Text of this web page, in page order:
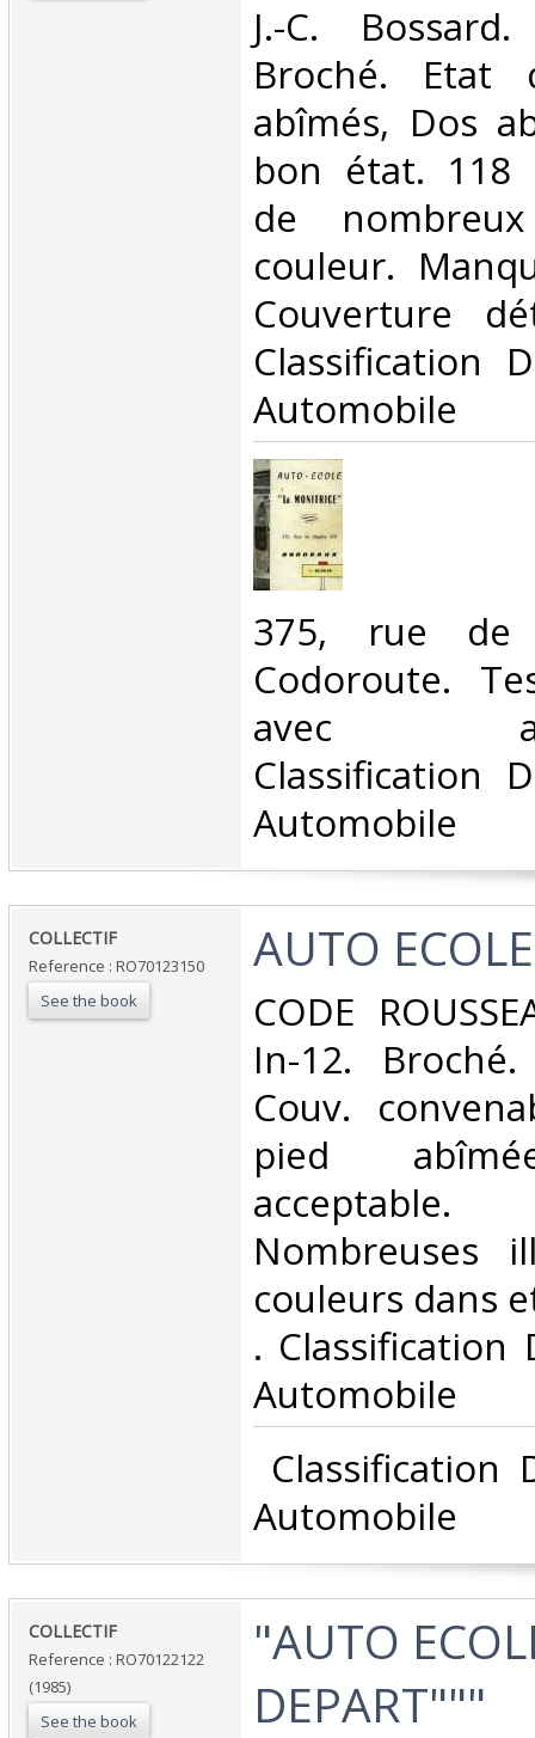
‎J.-C.
Broché. Etat
abîmés, Dos
bon état. 118
de
couleur.
Couverture
Classification
Automobile‎
‎375, rue de
Codoroute.
avec
Classification
Automobile‎
‎COLLECTIF‎
Reference : RO70123150
See the book
‎AUTO
‎CODE
In-12.
Couv.
pied
Nombreuses
couleurs dans
. Classification
Automobile‎
Classification
Automobile‎
‎COLLECTIF‎
Reference : RO70122122
(1985)
See the book
‎"AUTO
DEPART"""‎